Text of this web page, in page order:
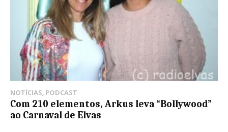
NOTÍCIAS, PODCAST
Com 210 elementos, Arkus leva “Bollywood”
ao Carnaval de Elvas